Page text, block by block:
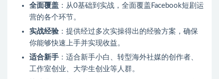
全面覆盖 ：从0基础到实战，全面覆盖Facebook短剧运
营的各个环节。
实战经验：提供经过多次实操得出的经验方案，确保
你能够快速上手并实现收益。
适合新手 ：适合新手小白、转型海外社媒的创作者、
工作室创业、大学生创业等人群。